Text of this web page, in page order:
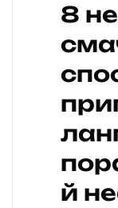
8
й